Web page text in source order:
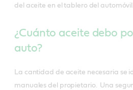
del aceite en el tablero del automóvil.
¿Cuánto aceite debo
auto?
La cantidad de aceite necesaria se
manuales del propietario. Una